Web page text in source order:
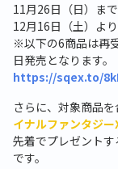
11月26日（日）ま
12月16日（土）よ
※以下の6商品は再
日発売となります。
https://sqex.to/
さらに、対象商品
イナルファンタジ
先着でプレゼント
です。